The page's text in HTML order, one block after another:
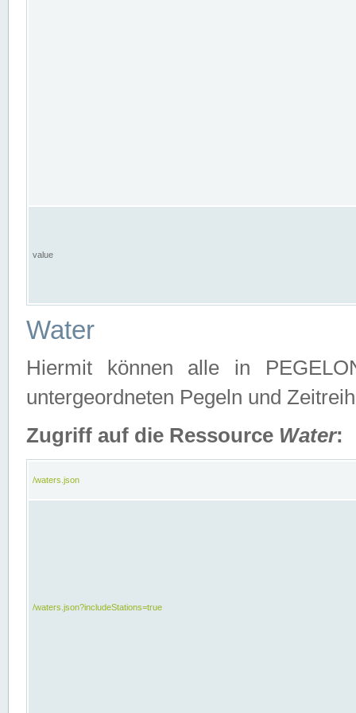
value
Water
Hiermit können alle in
untergeordneten Pegeln und
Zugriff auf die Ressource Water:
/waters.json
/waters.json?includeStations=true